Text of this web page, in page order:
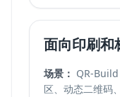
面向印刷和
场景： QR-
区、动态二维码